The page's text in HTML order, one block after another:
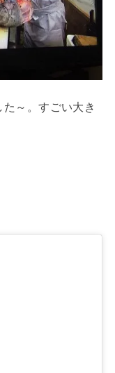
～。すごい大き